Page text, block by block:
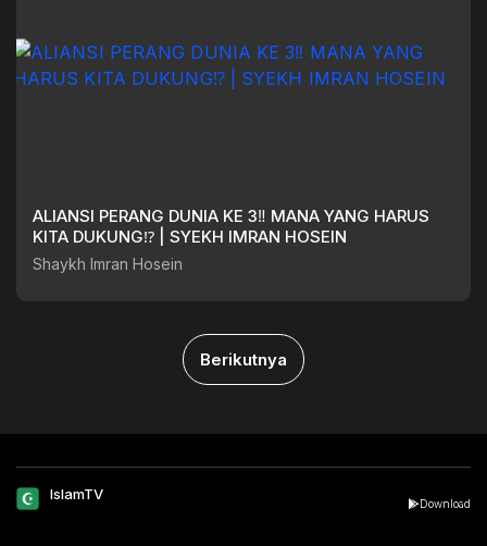
ALIANSI PERANG DUNIA KE 3‼️ MANA YANG HARUS
KITA DUKUNG⁉️ | SYEKH IMRAN HOSEIN
Shaykh Imran Hosein
Berikutnya
IslamTV
Download